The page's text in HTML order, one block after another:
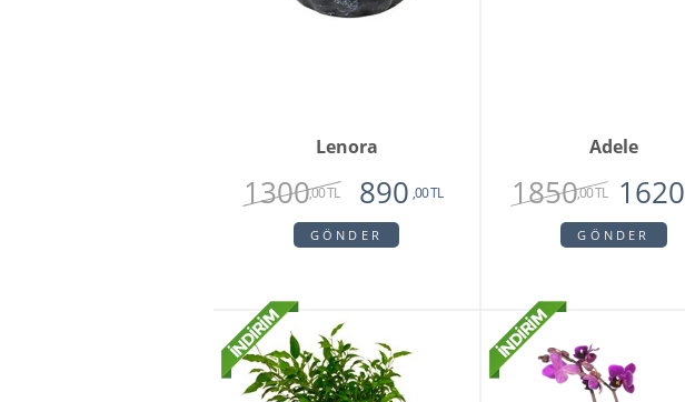
Lenora
1300,00 TL 890 ,00 TL
GÖNDER
Adele
1850,00 TL 1620
GÖNDER